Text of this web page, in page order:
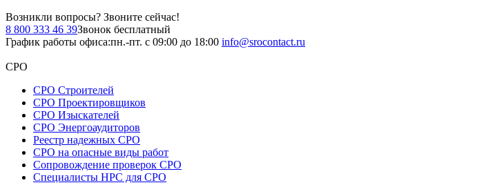
Возникли вопросы? Звоните сейчас!
8 800 333 46 39Звонок бесплатный
График работы офиса:пн.-пт. с 09:00 до 18:00 info@srocontact.ru
СРО
СРО Строителей
СРО Проектировщиков
СРО Изыскателей
СРО Энергоаудиторов
Реестр надежных СРО
СРО на опасные виды работ
Сопровождение проверок СРО
Специалисты НРС для СРО